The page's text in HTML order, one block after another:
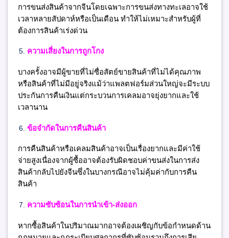
การขนส่งสินค้าจากจีนโดยเฉพาะการขนส่งทางทะเลอาจใช้
เวลาหลายสัปดาห์หรือเป็นเดือน ทำให้ไม่เหมาะสำหรับผู้ที่
ต้องการสินค้าเร่งด่วน
ความเสี่ยงในการถูกโกง
บางครั้งอาจมีผู้ขายที่ไม่ซื่อสัตย์ขายสินค้าที่ไม่ได้คุณภาพ
หรือสินค้าที่ไม่มีอยู่จริงแม้ว่าแพลตฟอร์มส่วนใหญ่จะมีระบบ
ประกันการคืนเงินแต่กระบวนการเคลมอาจยุ่งยากและใช้
เวลานาน
ข้อจำกัดในการคืนสินค้า
การคืนสินค้าหรือเคลมสินค้าอาจเป็นเรื่องยากและมีค่าใช้
จ่ายสูงเนื่องจากผู้ซื้ออาจต้องรับผิดชอบค่าขนส่งในการส่ง
สินค้ากลับไปยังจีนซึ่งในบางกรณีอาจไม่คุ้มค่ากับการคืน
สินค้า
ความซับซ้อนในการนำเข้า-ส่งออก
หากซื้อสินค้าในปริมาณมากอาจต้องเผชิญกับข้อกำหนดด้าน